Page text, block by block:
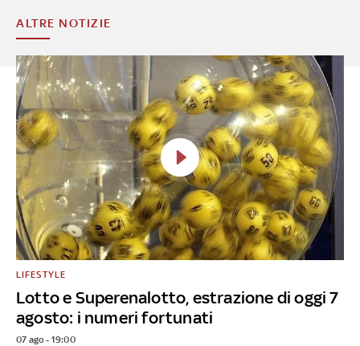
ALTRE NOTIZIE
Lotto e Superenalotto, estrazione di oggi 7
agosto: i numeri fortunati
LIFESTYLE
07 ago - 19:00